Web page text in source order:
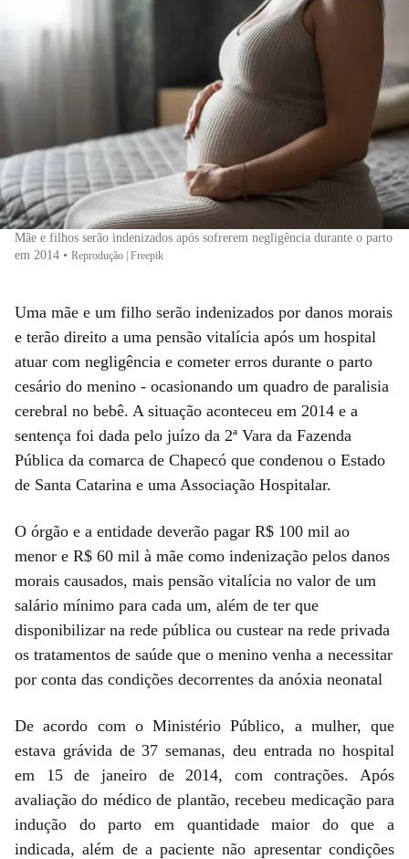
Mãe e filhos serão indenizados após sofrerem negligência durante o parto
em 2014 • Reprodução | Freepik
Uma mãe e um filho serão indenizados por danos morais
e terão direito a uma pensão vitalícia após um hospital
atuar com negligência e cometer erros durante o parto
cesário do menino - ocasionando um quadro de paralisia
cerebral no bebê. A situação aconteceu em 2014 e a
sentença foi dada pelo juízo da 2ª Vara da Fazenda
Pública da comarca de Chapecó que condenou o Estado
de Santa Catarina e uma Associação Hospitalar.
O órgão e a entidade deverão pagar R$ 100 mil ao
menor e R$ 60 mil à mãe como indenização pelos danos
morais causados, mais pensão vitalícia no valor de um
salário mínimo para cada um, além de ter que
disponibilizar na rede pública ou custear na rede privada
os tratamentos de saúde que o menino venha a necessitar
por conta das condições decorrentes da anóxia neonatal
De acordo com o Ministério Público, a mulher, que
estava grávida de 37 semanas, deu entrada no hospital
em 15 de janeiro de 2014, com contrações. Após
avaliação do médico de plantão, recebeu medicação para
indução do parto em quantidade maior do que a
indicada, além de a paciente não apresentar condições